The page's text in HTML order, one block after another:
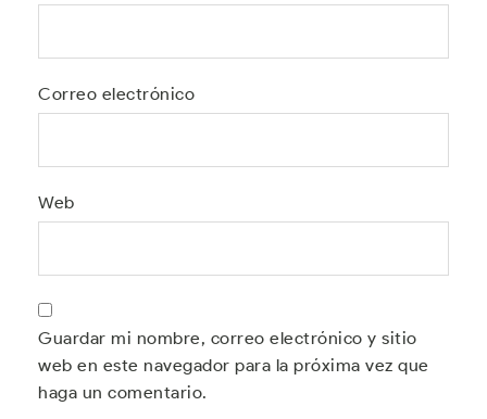
Correo electrónico
Web
Guardar mi nombre, correo electrónico y sitio
web en este navegador para la próxima vez que
haga un comentario.